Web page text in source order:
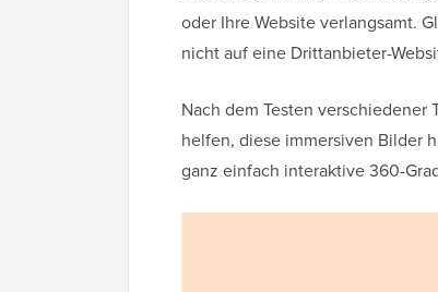
oder Ihre Website verlangsamt.
nicht auf eine Drittanbieter-
Nach dem Testen
helfen, diese immersiven Bilder
ganz einfach interaktive 360-